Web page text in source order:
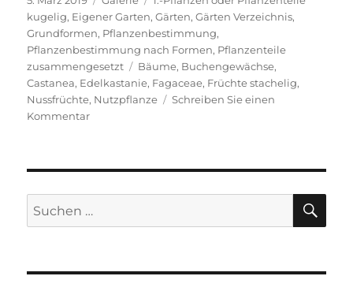
am
kugelig, Eigener Garten,Gärten,Gärten Verzeichnis,
Grundformen, Pflanzenbestimmung,
Pflanzenbestimmung nach Formen, Pflanzenteile
zusammengesetzt
Schlagwörter
Bäume, Buchengewächse,
Castanea, Edelkastanie, Fagaceae, Früchte stachelig,
Nussfrüchte, Nutzpflanze
Schreiben Sie einen
Kommentarzu
Suche
nach: